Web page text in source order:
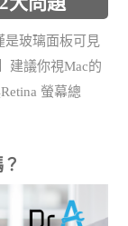
是玻璃面板可見
建議你視Mac的
螢幕總